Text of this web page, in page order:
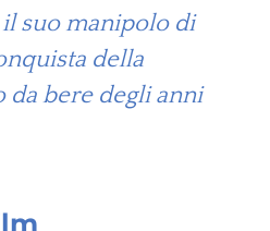
suo manipolo di
della
bere degli anni